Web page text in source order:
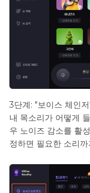
3단계: "보이스 체인
내 목소리가 어떻게
우 노이즈 감소를 활
정하면 필요한 소리